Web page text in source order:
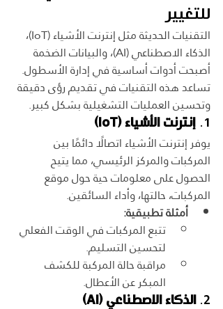
للتغيير
التقنيات الحديثة مثل إنترنت الأشياء (IoT)،
الذكاء الاصطناعي (AI)، والبيانات الضخمة
أصبحت أدوات أساسية في إدارة الأسطول.
تساعد هذه التقنيات في تقديم رؤى دقيقة
وتحسين العمليات التشغيلية بشكل كبير.
1. إنترنت الأشياء (IoT)
يوفر إنترنت الأشياء اتصالًا دائمًا بين
المركبات والمركز الرئيسي، مما يتيح
الحصول على معلومات حية حول موقع
المركبات، حالتها، وأداء السائقين.
أمثلة تطبيقية:
تتبع المركبات في الوقت الفعلي
لتحسين التسليم.
مراقبة حالة المركبة للكشف
المبكر عن الأعطال.
2. الذكاء الاصطناعي (AI)